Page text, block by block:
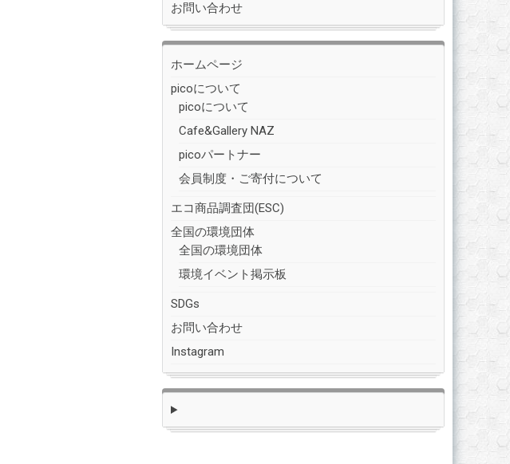
お問い合わせ
ホームページ
picoについて
picoについて
Cafe&Gallery NAZ
picoパートナー
会員制度・ご寄付について
エコ商品調査団(ESC)
全国の環境団体
全国の環境団体
環境イベント掲示板
SDGs
お問い合わせ
Instagram